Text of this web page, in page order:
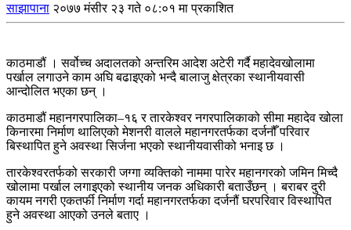
साझापाना २०७७ मंसीर २३ गते ०८:०१ मा प्रकाशित
काठमाडौं । सर्वोच्च अदालतको अन्तरिम आदेश अटेरी गर्दै महादेवखोलामा
पर्खाल लगाउने काम अघि बढाइएको भन्दै बालाजु क्षेत्रका स्थानीयवासी
आन्दोलित भएका छन् ।
काठमाडौं महानगरपालिका–१६ र तारकेश्वर नगरपालिकाको सीमा महादेव खोला
किनारमा निर्माण थालिएको मेशनरी वालले महानगरतर्फका दर्जनौँ परिवार
बिस्थापित हुने अवस्था सिर्जना भएको स्थानीयवासीको भनाइ छ ।
तारकेश्वरतर्फको सरकारी जग्गा व्यक्तिको नाममा पारेर महानगरको जमिन मिच्दै
खोलामा पर्खाल लगाइएको स्थानीय जनक अधिकारी बताउँछन् । बराबर दुरी
कायम नगरी एकतर्फी निर्माण गर्दा महानगरतर्फका दर्जनौं घरपरिवार विस्थापित
हुने अवस्था आएको उनले बताए ।